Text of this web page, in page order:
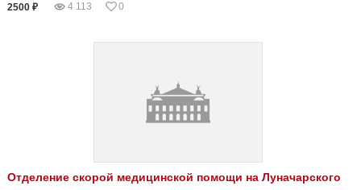
2500 ₽ 4 113 0
Отделение скорой медицинской помощи на Луначарского